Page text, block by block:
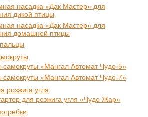
насадка «Дак Мастер» для
дикой птицы
насадка «Дак Мастер» для
домашней птицы
«Мангал Автомат Чудо-5»
«Мангал Автомат Чудо-7»
розжига угля
для розжига угля «Чудо Жар»